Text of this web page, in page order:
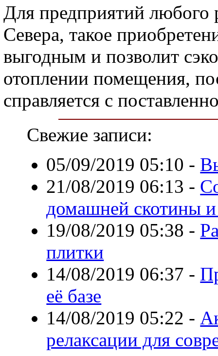
Для предприятий любого
Севера, такое
выгодным и позволит
отоплении помещения,
справляется с
Свежие записи:
05/09/2019 05:10 -
21/08/2019 06:13 -
домашней скотины
19/08/2019 05:38 -
плитки
14/08/2019 06:37 -
её базе
14/08/2019 05:22 -
релаксации для